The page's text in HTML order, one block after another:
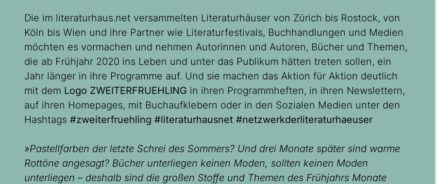
Die im literaturhaus.net versammelten Literaturhäuser von Zürich bis Rostock, von
Köln bis Wien und ihre Partner wie Literaturfestivals, Buchhandlungen und Medien
möchten es vormachen und nehmen Autorinnen und Autoren, Bücher und Themen,
die ab Frühjahr 2020 ins Leben und unter das Publikum hätten treten sollen, ein
Jahr länger in ihre Programme auf. Und sie machen das Aktion für Aktion deutlich
mit dem Logo ZWEITERFRUEHLING in ihren Programmheften, in ihren Newslettern,
auf ihren Homepages, mit Buchaufklebern oder in den Sozialen Medien unter den
Hashtags #zweiterfruehling #literaturhausnet #netzwerkderliteraturhaeuser
»Pastellfarben der letzte Schrei des Sommers? Und drei Monate später sind warme
Rottöne angesagt? Bücher unterliegen keinen Moden, sollten keinen Moden
unterliegen – deshalb sind die großen Stoffe und Themen des Frühjahrs Monate